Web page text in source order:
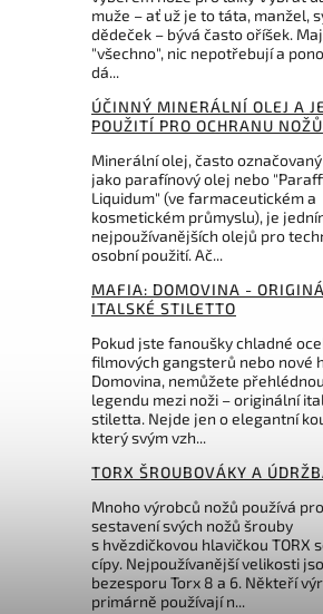
muže – ať už je to táta, manžel,
dědeček – bývá často oříšek.
"všechno", nic nepotřebují a
dá...
ÚČINNÝ MINERÁLNÍ OLEJ A
POUŽITÍ PRO OCHRANU NOŽŮ
Minerální olej, často
jako parafínový olej nebo
Liquidum" (ve farmaceutickém a
kosmetickém průmyslu), je
nejpoužívanějších olejů pro
osobní použití. Ač...
MAFIA: DOMOVINA -
ITALSKÉ STILETTO
Pokud jste fanoušky chladné
filmových gangsterů nebo nové
Domovina, nemůžete
legendu mezi noži – originální
stiletta. Nejde jen o elegantní
který svým vzh...
TORX ŠROUBOVÁKY A
Mnoho výrobců nožů používá pro
sestavení svých nožů šrouby
s hvězdičkovou hlavičkou TORX
cípy. Nejpoužívanější velikosti
bezesporu Torx 8 a 6. Někteří
primárně používají n...
Do košíku
Kód:
Nylonové pouzdro na
mm 2-4 vrstvy